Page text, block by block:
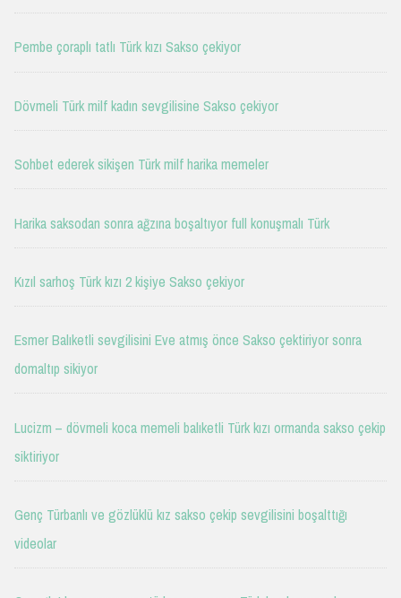
Pembe çoraplı tatlı Türk kızı Sakso çekiyor
Dövmeli Türk milf kadın sevgilisine Sakso çekiyor
Sohbet ederek sikişen Türk milf harika memeler
Harika saksodan sonra ağzına boşaltıyor full konuşmalı Türk
Kızıl sarhoş Türk kızı 2 kişiye Sakso çekiyor
Esmer Balıketli sevgilisini Eve atmış önce Sakso çektiriyor sonra
domaltıp sikiyor
Lucizm – dövmeli koca memeli balıketli Türk kızı ormanda sakso çekip
siktiriyor
Genç Türbanlı ve gözlüklü kız sakso çekip sevgilisini boşalttığı
videolar